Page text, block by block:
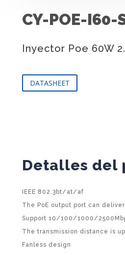
CY-POE-I60-
Inyector Poe 60W
DATASHEET
Detalles del
IEEE 802.3bt/at/af
The PoE output port can
Support 10/100/1000/
The transmission distance is
Fanless design